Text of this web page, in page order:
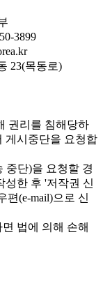
3899
23(목동로)
권리를 침해당하
게시중단을 요청합
중단)을 요청할 경
성한 후 '저작권 신
편(e-mail)으로 신
법에 의해 손해